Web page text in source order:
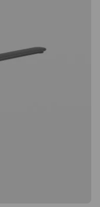
die sonst leicht
ScreenIT A30
der
und kleine
A30
Trennwand hängen
Linien